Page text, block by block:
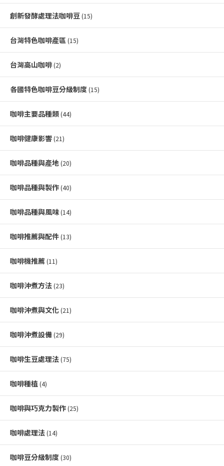
創新發酵處理法咖啡豆 (15)
台灣特色咖啡產區 (15)
台灣高山咖啡(2)
各國特色咖啡豆分級制度 (15)
咖啡主要品種類 (44)
咖啡健康影響 (21)
咖啡品種與產地 (20)
咖啡品種與製作 (40)
咖啡品種與風味(14)
咖啡推薦與配件 (13)
咖啡機推薦 (11)
咖啡沖煮方法 (23)
咖啡沖煮與文化 (21)
咖啡沖煮設備 (29)
咖啡生豆處理法 (75)
咖啡種植 (4)
咖啡與巧克力製作 (25)
咖啡處理法 (14)
咖啡豆分級制度 (30)